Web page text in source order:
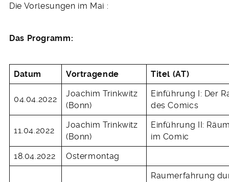
Die Vorlesungen im Mai :
Das Programm:
Datum Vortragende Titel (AT)
04.04.2022
Joachim Trinkwitz
(Bonn)
Einführung I: Der
des Comics
11.04.2022
Joachim Trinkwitz
(Bonn)
Einführung II:
im Comic
18.04.2022
Ostermontag
Raumerfahrung